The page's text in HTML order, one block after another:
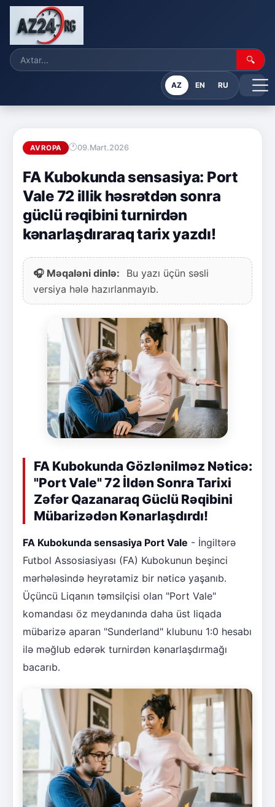
🔍
AZ EN RU
AVROPA 09.Mart.2026
FA Kubokunda sensasiya: Port
Vale 72 illik həsrətdən sonra
güclü rəqibini turnirdən
kənarlaşdıraraq tarix yazdı!
🎧 Məqaləni dinlə:
Bu yazı üçün səsli
versiya hələ hazırlanmayıb.
FA Kubokunda Gözlənilməz Nəticə:
"Port Vale" 72 İldən Sonra Tarixi
Zəfər Qazanaraq Güclü Rəqibini
Mübarizədən Kənarlaşdırdı!
FA Kubokunda sensasiya Port Vale - İngiltərə
Futbol Assosiasiyası (FA) Kubokunun beşinci
mərhələsində heyrətamiz bir nəticə yaşanıb.
Üçüncü Liqanın təmsilçisi olan "Port Vale"
komandası öz meydanında daha üst liqada
mübarizə aparan "Sunderland" klubunu 1:0 hesabı
ilə məğlub edərək turnirdən kənarlaşdırmağı
bacarıb.